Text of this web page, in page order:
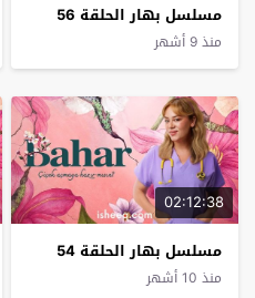
مسلسل بهار الحلقة 56
منذ 9 أشهر
02:12:38
مسلسل بهار الحلقة 54
منذ 10 أشهر